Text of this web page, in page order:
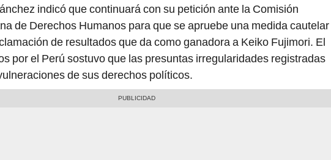
indicó que continuará con su petición ante la Comisión
de Derechos Humanos para que se apruebe una medida cautelar
de resultados que da como ganadora a Keiko Fujimori. El
por el Perú sostuvo que las presuntas irregularidades registradas
de sus derechos políticos.